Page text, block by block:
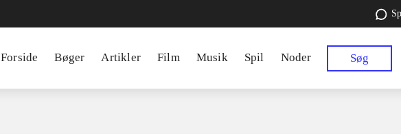
Forside Bøger Artikler Film Musik Spil Noder Søg